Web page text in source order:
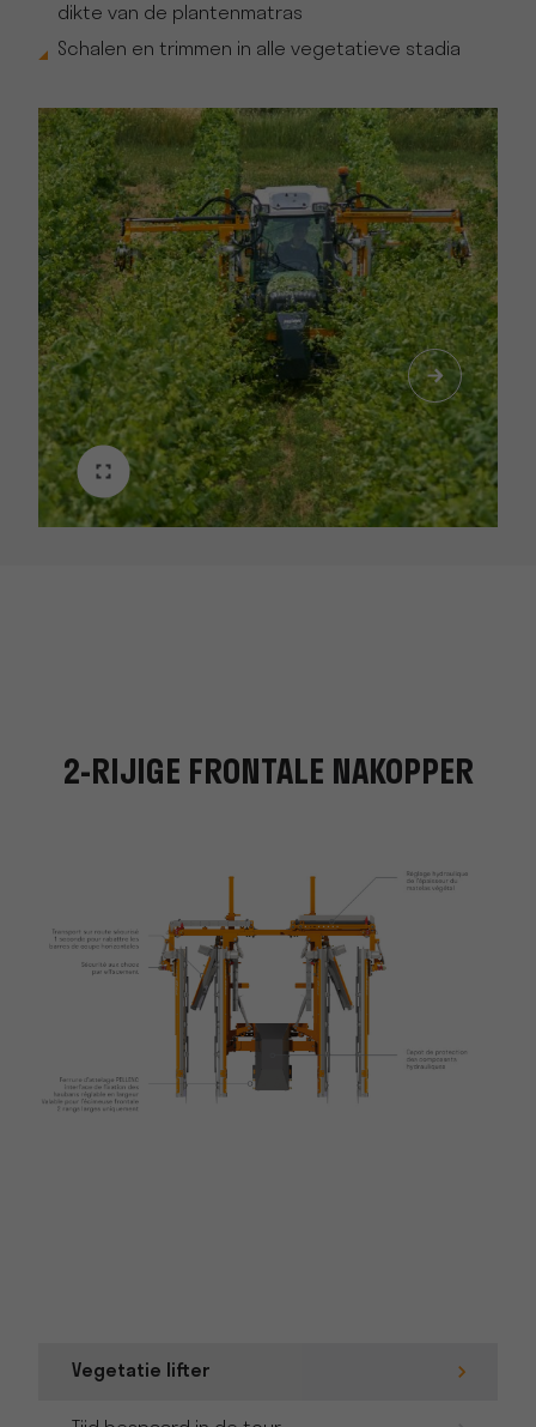
dikte van de plantenmatras
Schalen en trimmen in alle vegetatieve stadia
2-RIJIGE FRONTALE NAKOPPER
Vegetatie lifter